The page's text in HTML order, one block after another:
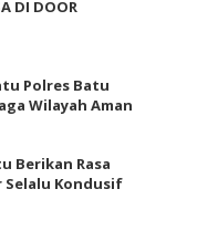
DI DOOR
Polres Batu
Wilayah Aman
Berikan Rasa
Selalu Kondusif